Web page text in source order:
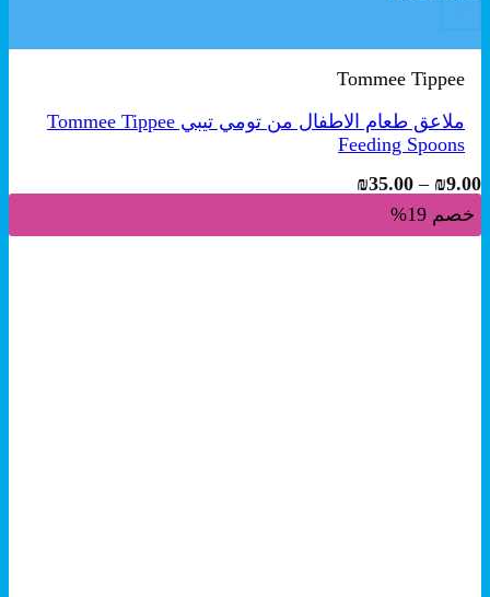
Tommee Tippee
ملاعق طعام الاطفال من تومي تيبي Tommee Tippee
Feeding Spoons
₪9.00
–
₪35.00
خصم 19%